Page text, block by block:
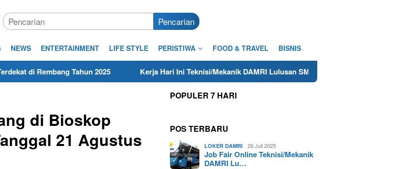
Pencarian
NEWS ENTERTAINMENT LIFE STYLE PERISTIWA FOOD & TRAVEL BISNIS
Tahun 2025 Kerja Hari Ini Teknisi/Mekanik DAMRI Lulusan SMA/SMK Terdekat di Cilacap Tahun 2025
di Bioskop
21 Agustus
POPULER 7 HARI
POS TERBARU
LOKER DAMRI 26 Juli 2025
Job Fair Online Teknisi/Mekanik
DAMRI Lu…